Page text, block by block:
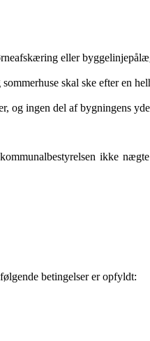
eller
skal ske efter en
og ingen del af bygningens
ikke
betingelser er opfyldt: